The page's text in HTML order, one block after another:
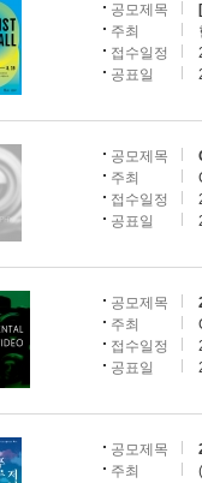
공모제목
주최
접수일정
공표일
공모제목
주최
접수일정
공표일
공모제목
주최
접수일정
공표일
공모제목
주최